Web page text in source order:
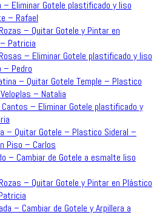
– Eliminar Gotele plastificado y liso
– Rafael
– Quitar Gotele y Pintar en
Patricia
– Eliminar Gotele plastificado y liso
– Pedro
– Quitar Gotele Temple – Plastico
– Natalia
– Eliminar Gotele plastificado y
– Quitar Gotele – Plastico Sideral –
Piso – Carlos
– Cambiar de Gotele a esmalte liso
– Quitar Gotele y Pintar en Plástico
– Cambiar de Gotele y Arpillera a